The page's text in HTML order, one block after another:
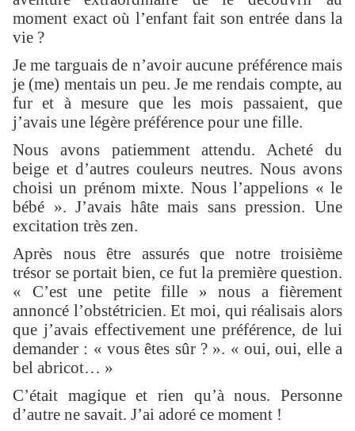
moment exact où l’enfant fait son entrée dans la
vie ?
Je me targuais de n’avoir aucune préférence mais
je (me) mentais un peu. Je me rendais compte, au
fur et à mesure que les mois passaient, que
j’avais une légère préférence pour une fille.
Nous avons patiemment attendu. Acheté du
beige et d’autres couleurs neutres. Nous avons
choisi un prénom mixte. Nous l’appelions « le
bébé ». J’avais hâte mais sans pression. Une
excitation très zen.
Après nous être assurés que notre troisième
trésor se portait bien, ce fut la première question.
« C’est une petite fille » nous a fièrement
annoncé l’obstétricien. Et moi, qui réalisais alors
que j’avais effectivement une préférence, de lui
demander : « vous êtes sûr ? ». « oui, oui, elle a
bel abricot… »
C’était magique et rien qu’à nous. Personne
d’autre ne savait. J’ai adoré ce moment !